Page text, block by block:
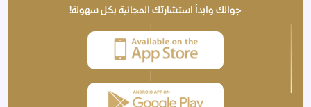
جوالك وابدأ استشارتك المجانية بكل سهولة!